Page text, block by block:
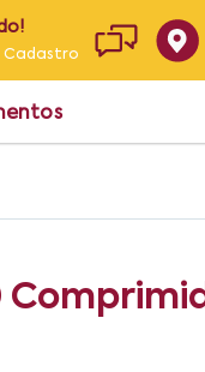
Cadastro